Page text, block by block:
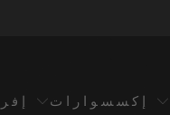
إكسسوارات